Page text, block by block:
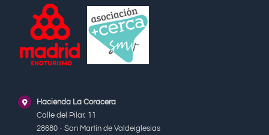
Hacienda La Coracera
Calle del Pilar, 11
28680 - San Martín de Valdeiglesias